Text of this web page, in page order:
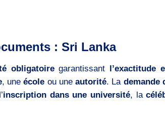
: Sri Lanka
obligatoiregarantissant l’exactitude
, uneécole ou uneautorité. La demande
inscription dans une université, la